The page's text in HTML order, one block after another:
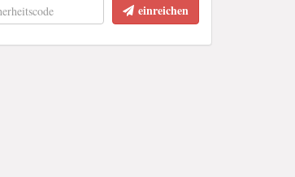
einreichen